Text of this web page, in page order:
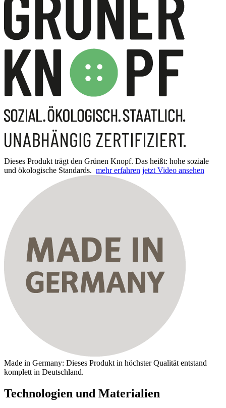
Dieses Produkt trägt den Grünen Knopf. Das heißt: hohe soziale
und ökologische Standards. mehr erfahren jetzt Video ansehen
Made in Germany: Dieses Produkt in höchster Qualität entstand
komplett in Deutschland.
Technologien und Materialien